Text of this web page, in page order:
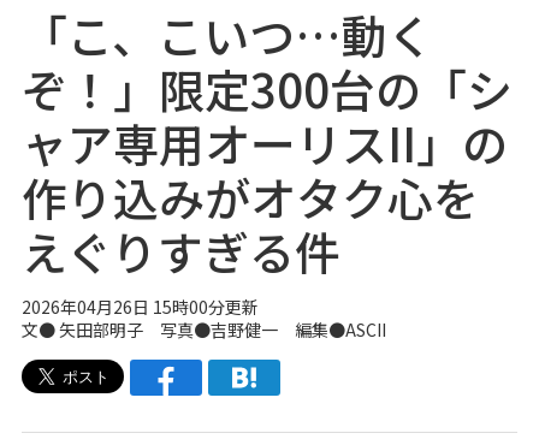
「こ、こいつ…動く
ぞ！」限定300台の「シ
ャア専用オーリスII」の
作り込みがオタク心を
えぐりすぎる件
2026年04月26日 15時00分更新
文● 矢田部明子 写真●吉野健一 編集●ASCII